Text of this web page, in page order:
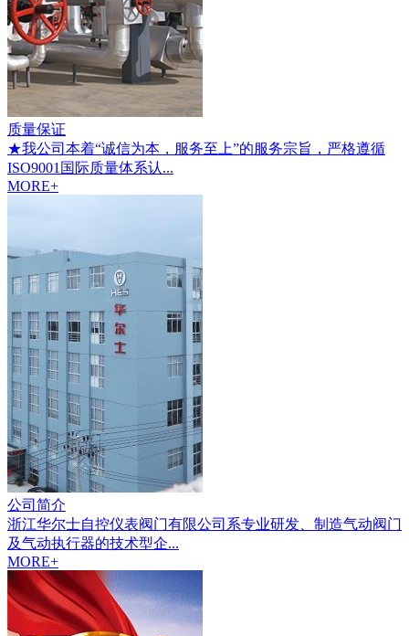
质量保证
★我公司本着“诚信为本，服务至上”的服务宗旨，严格遵循
ISO9001国际质量体系认...
MORE+
公司简介
浙江华尔士自控仪表阀门有限公司系专业研发、制造气动阀门
及气动执行器的技术型企...
MORE+